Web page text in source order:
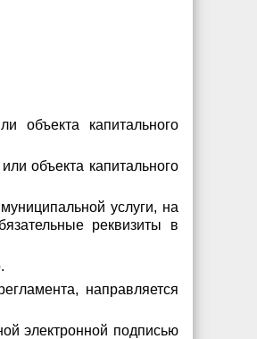
объекта капитального
объекта капитального
услуги, на
реквизиты в
направляется
электронной подписью